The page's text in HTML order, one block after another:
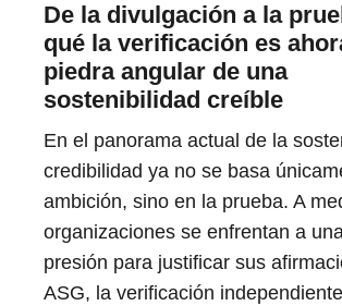
De la divulgación a la
qué la verificación es
piedra angular de una
sostenibilidad creíble
En el panorama actual de la
credibilidad ya no se basa
ambición, sino en la prueba. A
organizaciones se enfrentan a
presión para justificar sus
ASG, la verificación